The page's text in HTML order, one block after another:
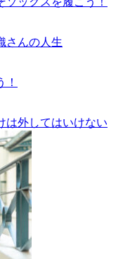
さんの人生
は外してはいけない